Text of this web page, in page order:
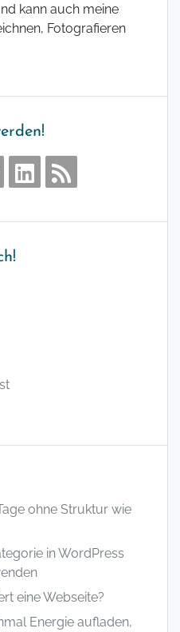
kann auch meine
Fotografieren
ohne Struktur wie
in WordPress
eine Webseite?
Energie aufladen,